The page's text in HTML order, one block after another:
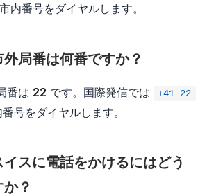
内番号をダイヤルします。
局番は何番ですか？
番は 22 です。国際発信では +41 22
号をダイヤルします。
スに電話をかけるにはどう
？